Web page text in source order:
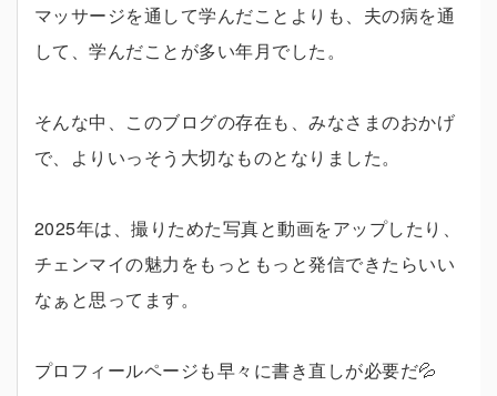
マッサージを通して学んだことよりも、夫の病を通
して、学んだことが多い年月でした。
そんな中、このブログの存在も、みなさまのおかげ
で、よりいっそう大切なものとなりました。
2025年は、撮りためた写真と動画をアップしたり、
チェンマイの魅力をもっともっと発信できたらいい
なぁと思ってます。
プロフィールページも早々に書き直しが必要だ💦